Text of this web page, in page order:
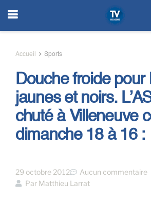
Accueil Sports
Douche froide pour
jaunes et noirs.
chuté à Villeneuve
dimanche 18 à 16 :
29 octobre 2012
Aucun commentaire
Par Matthieu Larrat